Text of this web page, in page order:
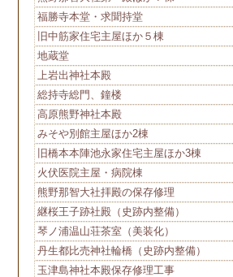
福勝寺本堂・求聞持堂
旧中筋家住宅主屋ほか５棟
地蔵堂
上岩出神社本殿
総持寺総門、鐘楼
高原熊野神社本殿
みそや別館主屋ほか2棟
旧橋本本陣池永家住宅主屋ほか3棟
火伏医院主屋・病院棟
熊野那智大社拝殿の保存修理
継桜王子跡社殿（史跡内整備）
琴ノ浦温山荘茶室（美装化）
丹生都比売神社輪橋（史跡内整備）
玉津島神社本殿保存修理工事